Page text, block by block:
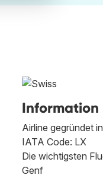
Information
Airline gegründet
IATA Code: LX
Die wichtigsten
Genf